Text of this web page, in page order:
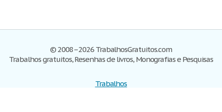
© 2008–2026 TrabalhosGratuitos.com
Trabalhos gratuitos, Resenhas de livros, Monografias e Pesquisas
Trabalhos